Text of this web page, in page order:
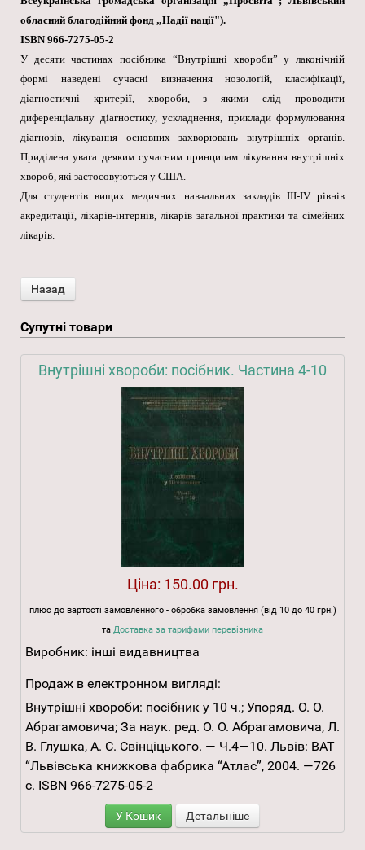
обласний благодійний фонд „Надії нації").
ISBN 966-7275-05-2
У десяти частинах посібника “Внутрішні хвороби” у лаконічній
формі наведені сучасні визначення нозолоґій, класифікації,
діагностичні критерії, хвороби, з якими слід проводити
диференціальну діагностику, ускладнення, приклади формулювання
діагнозів, лікування основних захворювань внутрішніх органів.
Приділена увага деяким сучасним принципам лікування внутрішніх
хвороб, які застосовуються у США.
Для студентів вищих медичних навчальних закладів III-IV рівнів
акредитації, лікарів-інтернів, лікарів загальної практики та сімейних
лікарів.
Супутні товари
Внутрішні хвороби: посібник. Частина 4-10
Ціна: 150.00 грн.
плюс до вартості замовленного - обробка замовлення (від 10 до 40 грн.)
та Доставка за тарифами перевізника
Виробник: інші видавництва
Продаж в електронном вигляді:
Внутрішні хвороби: посібник у 10 ч.; Упоряд. О. О.
Абрагамовича; За наук. ред. О. О. Абрагамовича, Л.
В. Глушка, А. С. Свінціцького. — Ч.4—10. Львів: ВАТ
“Львівська книжкова фабрика “Атлас”, 2004. —726
с. ISBN 966-7275-05-2
У Кошик Детальніше